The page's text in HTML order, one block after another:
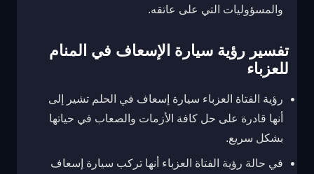
والمسؤوليات التي على عاتقه.
تفسير رؤية سيارة الإسعاف في المنام
للعزباء
رؤية الفتاة العزباء سيارة إسعاف في الحلم تشير إلى
أنها قادرة على حل كافة الأزمات والصعاب في حياتها
بشكل سريع.
في حالة رؤية الفتاة العزباء أنها تركب سيارة إسعاف